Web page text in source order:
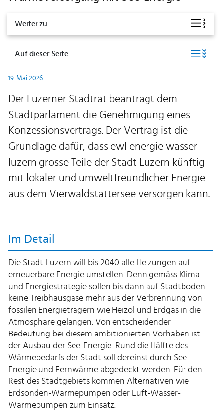
19. Mai 2026
Der Luzerner Stadtrat beantragt dem
Stadtparlament die Genehmigung eines
Konzessionsvertrags. Der Vertrag ist die
Grundlage dafür, dass ewl energie wasser
luzern grosse Teile der Stadt Luzern künftig
mit lokaler und umweltfreundlicher Energie
aus dem Vierwaldstättersee versorgen kann.
Im Detail
Die Stadt Luzern will bis 2040 alle Heizungen auf
erneuerbare Energie umstellen. Denn gemäss Klima-
und Energiestrategie sollen bis dann auf Stadtboden
keine Treibhausgase mehr aus der Verbrennung von
fossilen Energieträgern wie Heizöl und Erdgas in die
Atmosphäre gelangen. Von entscheidender
Bedeutung bei diesem ambitionierten Vorhaben ist
der Ausbau der See-Energie: Rund die Hälfte des
Wärmebedarfs der Stadt soll dereinst durch See-
Energie und Fernwärme abgedeckt werden. Für den
Rest des Stadtgebiets kommen Alternativen wie
Erdsonden-Wärmepumpen oder Luft-Wasser-
Wärmepumpen zum Einsatz.
Weiter zu
Auf dieser Seite